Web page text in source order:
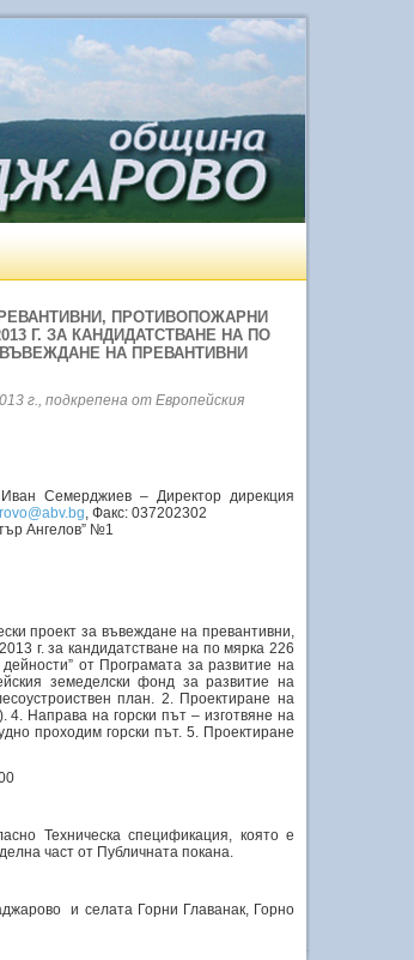
ПРОТИВОПОЖАРНИ
Г. ЗА КАНДИДАТСТВАНЕ НА ПО
НА ПРЕВАНТИВНИ
г., подкрепена от Европейския
Семерджиев – Директор дирекция
, Факс: 037202302
Ангелов” №1
проект за въвеждане на превантивни,
г. за кандидатстване на по мярка 226
от Програмата за развитие на
земеделски фонд за развитие на
план. 2. Проектиране на
Направа на горски път – изготвяне на
проходим горски път. 5. Проектиране
Техническа спецификация, която е
част от Публичната покана.
и селата Горни Главанак, Горно